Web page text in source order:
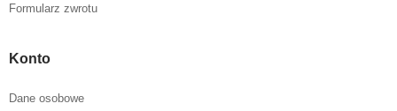
Formularz zwrotu
Konto
Dane osobowe